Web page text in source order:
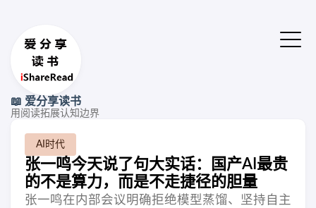
📖 爱分享读书
用阅读拓展认知边界
AI时代
张一鸣今天说了句大实话：国产AI最贵
的不是算力，而是不走捷径的胆量
张一鸣在内部会议明确拒绝模型蒸馏、坚持自主